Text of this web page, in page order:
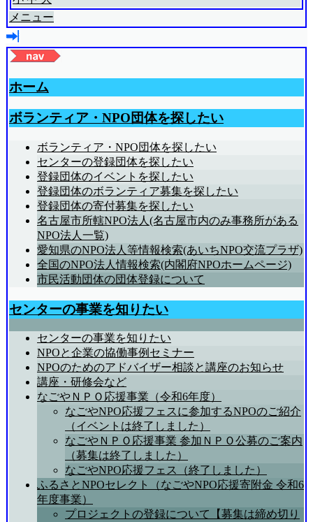
メニュー
ホーム
ボランティア・NPO団体を探したい
ボランティア・NPO団体を探したい
センターの登録団体を探したい
登録団体のイベントを探したい
登録団体のボランティア募集を探したい
登録団体の寄付募集を探したい
名古屋市所轄NPO法人(名古屋市内のみ事務所がある
NPO法人一覧)
愛知県のNPO法人等情報検索(あいちNPO交流プラザ)
全国のNPO法人情報検索(内閣府NPOホームページ)
市民活動団体の団体登録について
センターの事業を知りたい
センターの事業を知りたい
NPOと企業の協働事例セミナー
NPOのためのアドバイザー相談と講座のお知らせ
講座・研修会など
なごやＮＰＯ応援事業（令和6年度）
なごやNPO応援フェスに参加するNPOのご紹介
（イベントは終了しました）
なごやＮＰＯ応援事業 参加ＮＰＯ公募のご案内
（募集は終了しました）
なごやNPO応援フェス（終了しました）
ふるさとNPOセレクト（なごやNPO応援寄附金 令和6
年度事業）
プロジェクトの登録について【募集は締め切り